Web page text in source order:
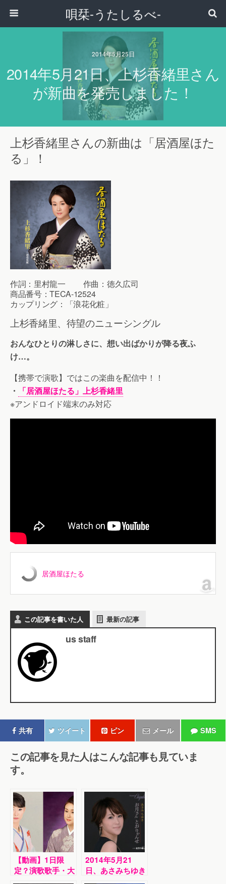
唄栞-うたしるべ-
2014年5月25日
2014年5月21日、上杉香緒里さん
が新曲を発売しました！
上杉香緒里さんの新曲は「居酒屋ほた
る」！
作詞：里村龍一 作曲：徳久広司
商品番号：TECA-12524
カップリング：「浪花化粧」
上杉香緒里、待望のニューシングル
おんなひとりの淋しさに、想い出ばかりが降る夜ふ
け…。
【携帯で演歌】ではこの楽曲を配信中！！
・
「居酒屋ほたる」上杉香緒里
※アンドロイド端末のみ対応
居酒屋ほたる
この記事を書いた人 最新の記事
us staff
共有 ツイート ピン メール SMS
この記事を見た人はこんな記事も見ていま
す。
【動画】1日限
定？演歌歌手・大
石まどか＆上杉香
2014年5月21
日、あさみちゆき
さんが新曲を発売